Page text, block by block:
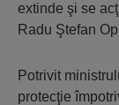
extinde şi se
Radu Ştefan
Potrivit
protecţie